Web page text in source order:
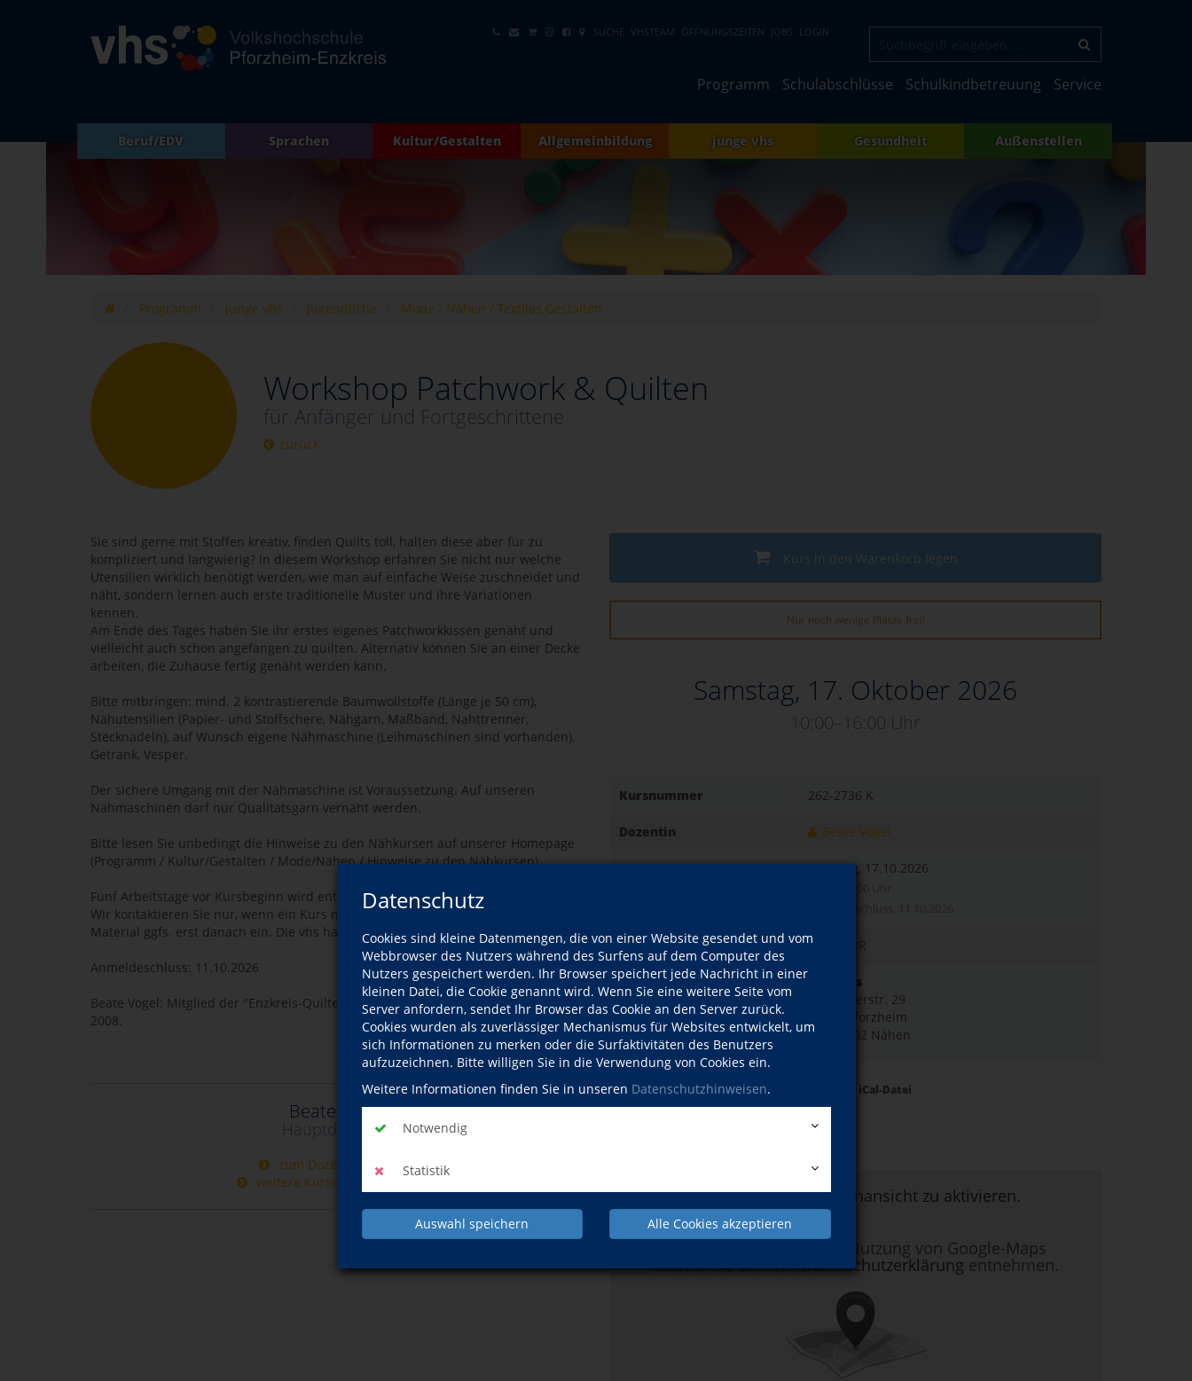
Datenschutz
Cookies sind kleine Datenmengen, die von einer Website gesendet und vom
Webbrowser des Nutzers während des Surfens auf dem Computer des
Nutzers gespeichert werden. Ihr Browser speichert jede Nachricht in einer
kleinen Datei, die Cookie genannt wird. Wenn Sie eine weitere Seite vom
Server anfordern, sendet Ihr Browser das Cookie an den Server zurück.
Cookies wurden als zuverlässiger Mechanismus für Websites entwickelt, um
sich Informationen zu merken oder die Surfaktivitäten des Benutzers
aufzuzeichnen. Bitte willigen Sie in die Verwendung von Cookies ein.
Weitere Informationen finden Sie in unseren Datenschutzhinweisen.
Notwendig
Statistik
Auswahl speichern Alle Cookies akzeptieren
SUCHE VHSTEAM ÖFFNUNGSZEITEN JOBS LOGIN
Programm Schulabschlüsse Schulkindbetreuung Service
Beruf/EDV Sprachen Kultur/Gestalten Allgemeinbildung junge vhs Gesundheit Außenstellen
Programm junge vhs Jugendliche Mode / Nähen / Textiles Gestalten
Workshop Patchwork & Quilten
für Anfänger und Fortgeschrittene
zurück
Kurs in den Warenkorb legen
Nur noch wenige Plätze frei!
Samstag, 17. Oktober 2026
10:00–16:00 Uhr
Kursnummer 262-2736 K
Dozentin Beate Vogel
Datum Samstag, 17.10.2026
Gebühr 56,00 EUR
Ort
Zerrennerstr. 29
75172 Pforzheim
Raum 302 Nähen
Kursdetails drucken Termine als iCal-Datei
Hier klicken, um Kartenansicht zu aktivieren.
Mehr Informationen zur Nutzung von Google-Maps
können Sie unsererDatenschutzerklärung entnehmen.
Sie sind gerne mit Stoffen kreativ, finden Quilts toll, halten diese aber für zu
kompliziert und langwierig? In diesem Workshop erfahren Sie nicht nur welche
Utensilien wirklich benötigt werden, wie man auf einfache Weise zuschneidet und
näht, sondern lernen auch erste traditionelle Muster und ihre Variationen
kennen.
Am Ende des Tages haben Sie ihr erstes eigenes Patchworkkissen genäht und
vielleicht auch schon angefangen zu quilten. Alternativ können Sie an einer Decke
arbeiten, die Zuhause fertig genäht werden kann.
Bitte mitbringen: mind. 2 kontrastierende Baumwollstoffe (Länge je 50 cm),
Nähutensilien (Papier- und Stoffschere, Nähgarn, Maßband, Nahttrenner,
Stecknadeln), auf Wunsch eigene Nähmaschine (Leihmaschinen sind vorhanden),
Getränk, Vesper.
Der sichere Umgang mit der Nähmaschine ist Voraussetzung. Auf unseren
Nähmaschinen darf nur Qualitätsgarn vernäht werden.
Bitte lesen Sie unbedingt die Hinweise zu den Nähkursen auf unserer Homepage
(Programm / Kultur/Gestalten / Mode/Nähen / Hinweise zu den Nähkursen).
Fünf Arbeitstage vor Kursbeginn wird entschieden, ob ein Kurs stattfinden kann.
Wir kontaktieren Sie nur, wenn ein Kurs nicht stattfindet. Bitte kaufen Sie Ihr
Material ggfs. erst danach ein. Die vhs haftet nicht im Fall einer Absage.
Anmeldeschluss: 11.10.2026
Beate Vogel: Mitglied der "Enzkreis-Quilter" und der Patchworkgilde, patcht seit
2008.
Beate Vogel
Hauptdozentin
zum Dozentinnenprofil
weitere Kurse dieser Dozentin